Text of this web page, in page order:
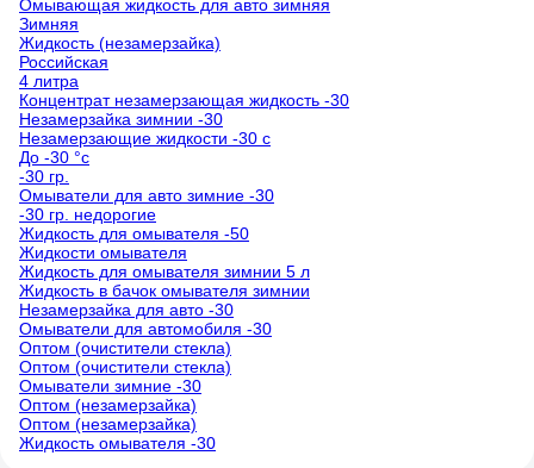
Омывающая жидкость для авто зимняя
Зимняя
Жидкость (незамерзайка)
Российская
4 литра
Концентрат незамерзающая жидкость -30
Незамерзайка зимнии -30
Незамерзающие жидкости -30 с
До -30 °с
-30 гр.
Омыватели для авто зимние -30
-30 гр. недорогие
Жидкость для омывателя -50
Жидкости омывателя
Жидкость для омывателя зимнии 5 л
Жидкость в бачок омывателя зимнии
Незамерзайка для авто -30
Омыватели для автомобиля -30
Оптом (очистители стекла)
Оптом (очистители стекла)
Омыватели зимние -30
Оптом (незамерзайка)
Оптом (незамерзайка)
Жидкость омывателя -30